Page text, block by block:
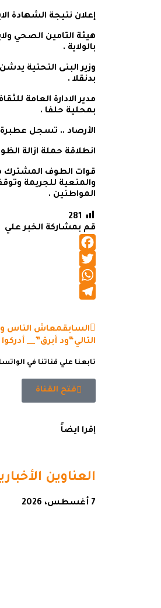
إعلان نتيجة الشهادة
هيئة التامين الصحي
بالولاية .
وزير البنى التحتية
بدنقلا .
مدير الادارة العامة
بمحلية حلفا .
الأرصاد .. تسجل عطبرة
انطلاقة حملة ازالة
قوات الطوف المشترك
والمنعية للجريمة
المواطنين .
281
قم بمشاركة الخبر علي
Facebook
Twitter
WhatsApp
السابقمعاش الناس
التالي“ود أبرق”__
تابعنا علي قناتنا في
فتح القناة
إقرا ايضاً
العناوين
7 أغسطس، 2026